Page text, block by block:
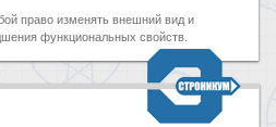
право изменять внешний вид и
функциональных свойств.